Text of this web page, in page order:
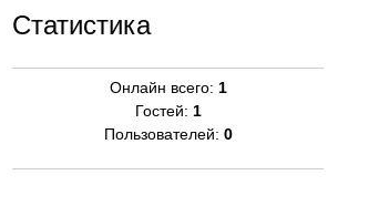
Статистика
Онлайн всего: 1
Гостей: 1
Пользователей: 0